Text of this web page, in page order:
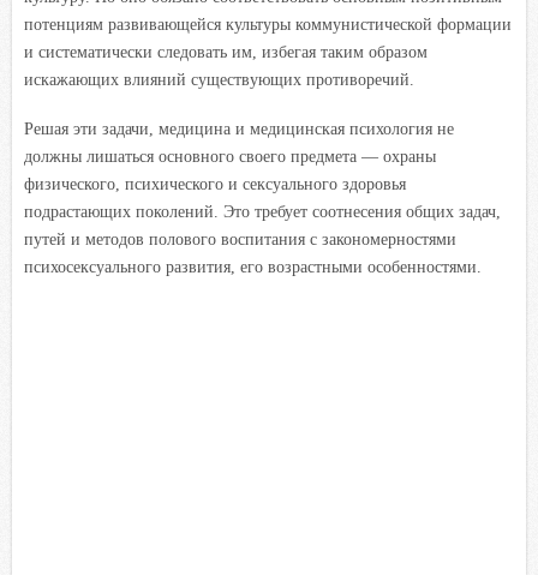
потенциям развивающейся культуры коммунистической формации
и систематически следовать им, избегая таким образом
искажающих влияний существующих противоречий.
Решая эти задачи, медицина и медицинская психология не
должны лишаться основного своего предмета — охраны
физического, психического и сексуального здоровья
подрастающих поколений. Это требует соотнесения общих задач,
путей и методов полового воспитания с закономерностями
психосексуального развития, его возрастными особенностями.